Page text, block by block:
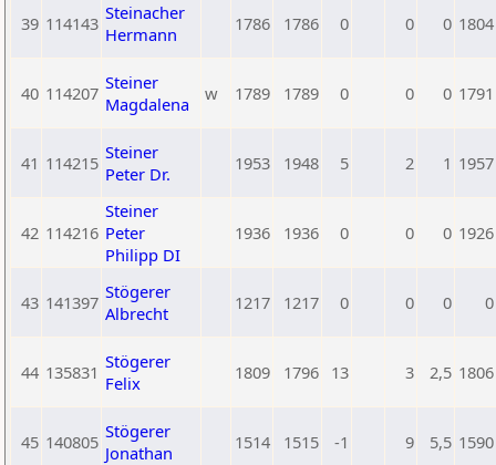
39 114143 Steinacher
Hermann
1786 1786 0 0 0 1804
40 114207 Steiner
Magdalena
w 1789 1789 0 0 0 1791
41 114215 Steiner
Peter Dr.
1953 1948 5 2 1 1957
42 114216
Steiner
Peter
Philipp DI
1936 1936 0 0 0 1926
43 141397 Stögerer
Albrecht
1217 1217 0 0 0 0
44 135831 Stögerer
Felix
1809 1796 13 3 2,5 1806
45 140805 Stögerer
Jonathan
1514 1515 -1 9 5,5 1590